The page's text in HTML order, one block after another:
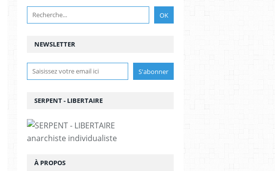
NEWSLETTER
SERPENT - LIBERTAIRE
anarchiste individualiste
À PROPOS